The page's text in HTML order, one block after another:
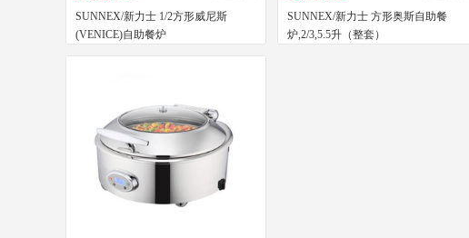
SUNNEX/新力士 1/2方形威尼斯
(VENICE)自助餐炉
SUNNEX/新力士 方形奥斯自助餐
炉,2/3,5.5升（整套）